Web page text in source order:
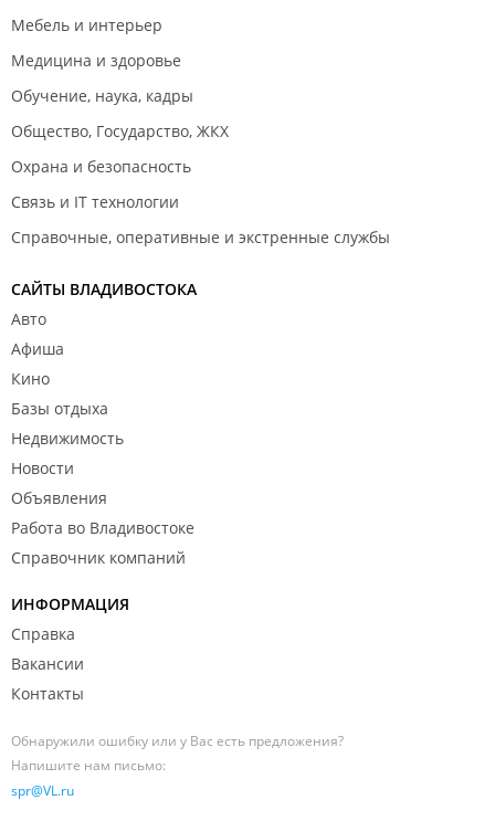
Мебель и интерьер
Медицина и здоровье
Обучение, наука, кадры
Общество, Государство, ЖКХ
Охрана и безопасность
Связь и IT технологии
Справочные, оперативные и экстренные службы
САЙТЫ ВЛАДИВОСТОКА
Авто
Афиша
Кино
Базы отдыха
Недвижимость
Новости
Объявления
Работа во Владивостоке
Справочник компаний
ИНФОРМАЦИЯ
Справка
Вакансии
Контакты
Обнаружили ошибку или у Вас есть предложения?
Напишите нам письмо:
spr@VL.ru